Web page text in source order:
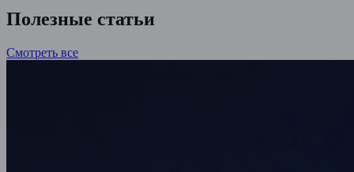
Полезные статьи
Смотреть все